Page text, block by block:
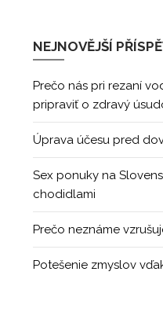
NEJNOVĚJŠÍ
Prečo nás pri rezaní
pripraviť o zdravý
Úprava účesu pred
Sex ponuky na
chodidlami
Prečo neznáme
Potešenie zmyslov